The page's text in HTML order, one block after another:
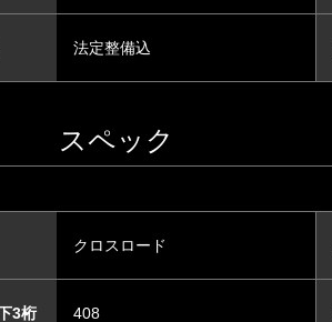
法定整備込
スペック
クロスロード
3桁 408